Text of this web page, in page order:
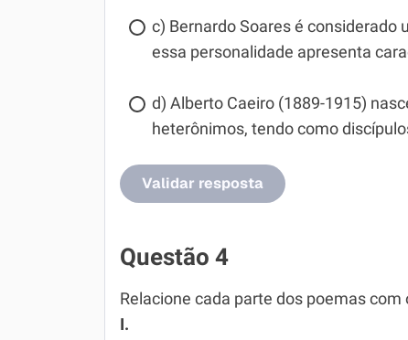
c) Bernardo Soares é considerado
essa personalidade apresenta
d) Alberto Caeiro (1889-1915)
heterônimos, tendo como
Validar resposta
Questão 4
Relacione cada parte dos poemas com
I.